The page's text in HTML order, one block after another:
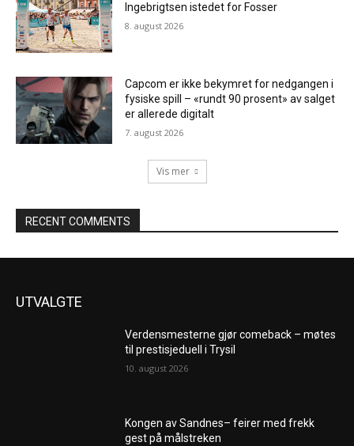
Ingebrigtsen istedet for Fosser
8. august 2026
Capcom er ikke bekymret for nedgangen i
fysiske spill – «rundt 90 prosent» av salget
er allerede digitalt
7. august 2026
Vis mer
RECENT COMMENTS
UTVALGTE
Verdensmesterne gjør comeback – møtes
til prestisjeduell i Trysil
10. august 2026
Kongen av Sandnes– feirer med frekk
gest på målstreken